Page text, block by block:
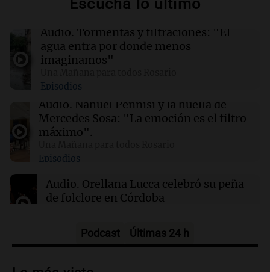
búsqueda
El Pentágono solicita a la industria de defensa
un aumento en la producción de armas
01:31 Ciencia
Reducir alimentos dulces no disminuye
antojos ni mejora la salud, según estudio
01:29 Mundo
El lago Mead alcanza su nivel más bajo en 90
años, evidenciando la crisis hídrica en EE.UU.
Escuchá lo último
Audio. Tormentas y filtraciones: "El
agua entra por donde menos
imaginamos"
Episodios
Audio. Nahuel Pennisi y la huella de
Mercedes Sosa: "La emoción es el filtro
máximo".
Episodios
Audio. Orellana Lucca celebró su peña
de folclore en Córdoba
Audio.Trágico accidente en Mendoza:
Podcast Últimas 24 h